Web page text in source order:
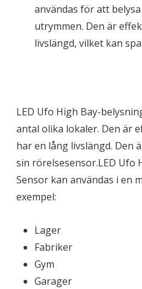
användas för att
utrymmen. Den är
livslängd, vilket kan
LED Ufo High Bay-
antal olika lokaler. Den är
har en lång livslängd. Den
sin rörelsesensor.LED Ufo
Sensor kan användas i en
exempel:
Lager
Fabriker
Gym
Garager